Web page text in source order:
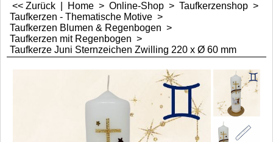
<< Zurück Home > Online-Shop > Taufkerzenshop >
Taufkerzen - Thematische Motive >
Taufkerzen Blumen & Regenbogen >
Taufkerzen mit Regenbogen >
Taufkerze Juni Sternzeichen Zwilling 220 x Ø 60 mm